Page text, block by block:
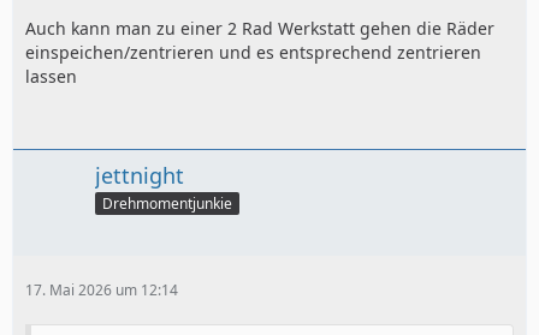
Auch kann man zu einer 2 Rad Werkstatt gehen die Räder
einspeichen/zentrieren und es entsprechend zentrieren
lassen
jettnight
Drehmomentjunkie
17. Mai 2026 um 12:14